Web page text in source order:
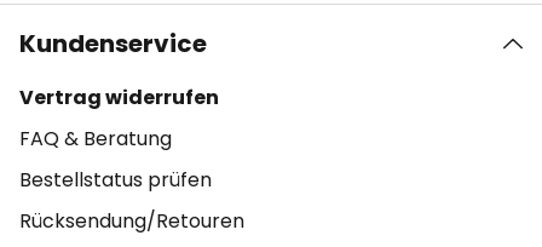
Kundenservice
Vertrag widerrufen
FAQ & Beratung
Bestellstatus prüfen
Rücksendung/Retouren